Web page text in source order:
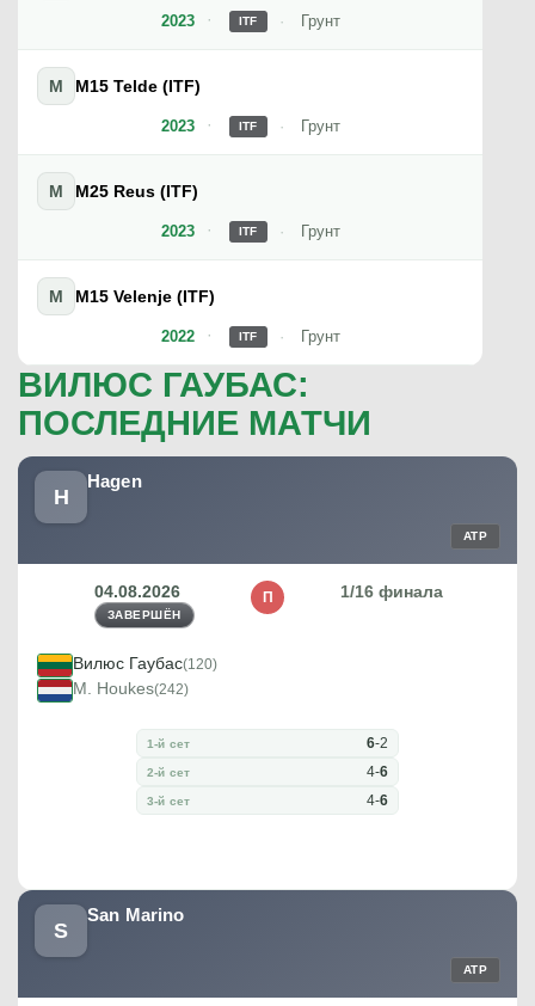
2023 ITF Грунт
2023
M M15 Telde (ITF)
ITF Грунт
2023
M M25 Reus (ITF)
ITF Грунт
2022
M M15 Velenje (ITF)
ITF Грунт
ВИЛЮС ГАУБАС:
ПОСЛЕДНИЕ МАТЧИ
H
Hagen
ATP
04.08.2026
ЗАВЕРШЁН
1/16 финала
П
Вилюс Гаубас(120)
M. Houkes(242)
1-й сет 6-2
2-й сет 4-6
3-й сет 4-6
S
San Marino
ATP